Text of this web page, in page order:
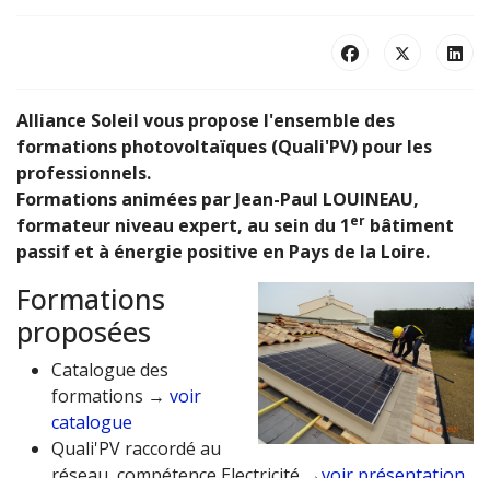
Alliance Soleil vous propose l'ensemble des
formations photovoltaïques (Quali'PV) pour les
professionnels.
Formations animées par Jean-Paul LOUINEAU,
formateur niveau expert, au sein du 1er bâtiment
passif et à énergie positive en Pays de la Loire.
Formations
proposées
Catalogue des
formations → voir
catalogue
Quali'PV raccordé au